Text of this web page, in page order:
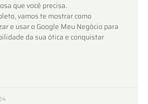
que você precisa.
vamos te mostrar como
e usar o Google Meu Negócio para
da sua ótica e conquistar